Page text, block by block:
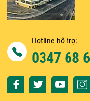
Hotline hỗ trợ:
0347 68